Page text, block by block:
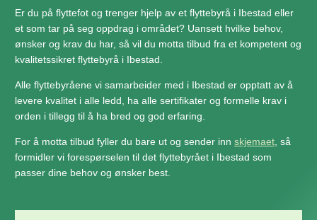
Er du på flyttefot og trenger hjelp av et flyttebyrå i Ibestad eller
et som tar på seg oppdrag i området? Uansett hvilke behov,
ønsker og krav du har, så vil du motta tilbud fra et kompetent og
kvalitetssikret flyttebyrå i Ibestad.
Alle flyttebyråene vi samarbeider med i Ibestad er opptatt av å
levere kvalitet i alle ledd, ha alle sertifikater og formelle krav i
orden i tillegg til å ha bred og god erfaring.
For å motta tilbud fyller du bare ut og sender inn skjemaet , så
formidler vi forespørselen til det flyttebyrået i Ibestad som
passer dine behov og ønsker best.